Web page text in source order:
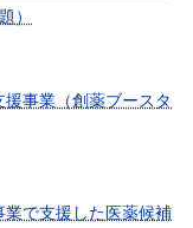
）
援事業（創薬ブースタ
業で支援した医薬候補